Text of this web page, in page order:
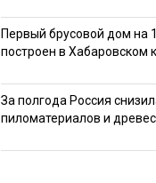
Первый брусовой дом на
построен в Хабаровском
За полгода Россия
пиломатериалов и